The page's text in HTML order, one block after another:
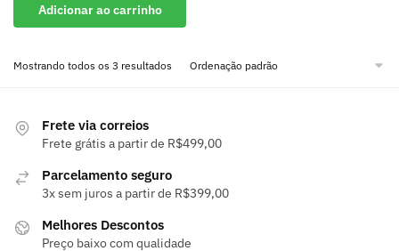
Adicionar ao carrinho
Mostrando todos os 3 resultados
Frete via correios
Frete grátis a partir de R$499,00
Parcelamento seguro
3x sem juros a partir de R$399,00
Melhores Descontos
Preço baixo com qualidade